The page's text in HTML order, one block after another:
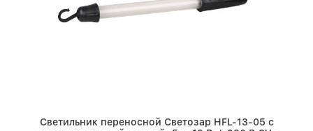
Светильник переносной Светозар HFL-13-05 с